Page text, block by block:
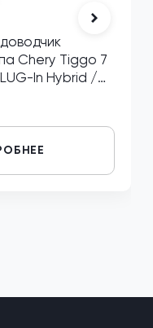
Chery Tiggo 7
In Hybrid /